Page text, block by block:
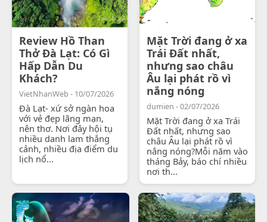
Review Hồ Than
Thở Đà Lạt: Có Gì
Hấp Dẫn Du
Khách?
VietNhanWeb - 10/07/2026
Đà Lạt- xứ sở ngàn hoa
với vẻ đẹp lãng mạn,
nên thơ. Nơi đây hội tụ
nhiều danh lam thắng
cảnh, nhiều địa điểm du
lịch nổ...
Mặt Trời đang ở xa
Trái Đất nhất,
nhưng sao châu
Âu lại phát rồ vì
nắng nóng
dumien - 02/07/2026
Mặt Trời đang ở xa Trái
Đất nhất, nhưng sao
châu Âu lại phát rồ vì
nắng nóng?Mỗi năm vào
tháng Bảy, báo chí nhiều
nơi th...